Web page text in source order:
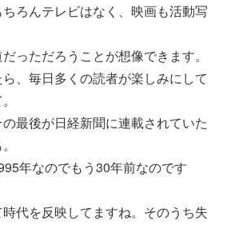
ろんテレビはなく、 映画も活動写
っただろうことが想像できます。
、 毎日多くの読者が楽しみにして
の最後が日経新聞に連載されていた
年なのでもう30年前なのです
代を反映してますね。 そのうち失